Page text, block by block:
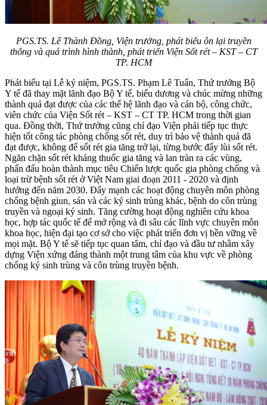
PGS.TS. Lê Thành Đồng, Viện trưởng, phát biểu ôn lại truyền
thống và quá trình hình thành, phát triển Viện Sốt rét – KST – CT
TP. HCM
Phát biểu tại Lễ kỷ niệm, PGS.TS. Phạm Lê Tuấn, Thứ trưởng Bộ
Y tế đã thay mặt lãnh đạo Bộ Y tế, biểu dương và chúc mừng những
thành quả đạt được của các thế hệ lãnh đạo và cán bộ, công chức,
viên chức của Viện Sốt rét – KST – CT TP. HCM trong thời gian
qua. Đồng thời, Thứ trưởng cũng chỉ đạo Viện phải tiếp tục thực
hiện tốt công tác phòng chống sốt rét, duy trì bảo vệ thành quả đã
đạt được, không để sốt rét gia tăng trở lại, từng bước đẩy lùi sốt rét.
Ngăn chặn sốt rét kháng thuốc gia tăng và lan tràn ra các vùng,
phấn đấu hoàn thành mục tiêu Chiến lược quốc gia phòng chống và
loại trừ bệnh sốt rét ở Việt Nam giai đoạn 2011 - 2020 và định
hướng đến năm 2030. Đẩy mạnh các hoạt động chuyên môn phòng
chống bệnh giun, sán và các ký sinh trùng khác, bệnh do côn trùng
truyền và ngoại ký sinh. Tăng cường hoạt động nghiên cứu khoa
học, hợp tác quốc tế để mở rộng và đi sâu các lĩnh vực chuyên môn
khoa học, hiện đại tạo cơ sở cho việc phát triển đơn vị bền vững về
mọi mặt. Bộ Y tế sẽ tiếp tục quan tâm, chỉ đạo và đầu tư nhằm xây
dựng Viện xứng đáng thành một trung tâm của khu vực về phòng
chống ký sinh trùng và côn trùng truyền bệnh.